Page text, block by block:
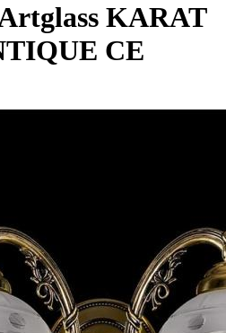
KARAT
CE